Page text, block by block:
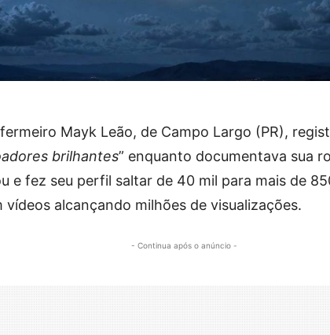
Mayk Leão, de Campo Largo (PR),
brilhantes” enquanto documentava sua
e fez seu perfil saltar de 40 mil para mais de
vídeos alcançando milhões de visualizações.
- Continua após o anúncio -